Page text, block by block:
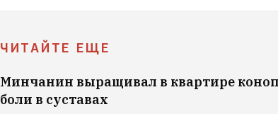
ЧИТАЙТЕ ЕЩЕ
Минчанин выращивал в квартире
боли в суставах